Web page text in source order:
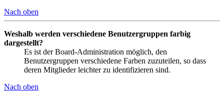
Nach oben
Weshalb werden verschiedene Benutzergruppen farbig
dargestellt?
Es ist der Board-Administration möglich, den
Benutzergruppen verschiedene Farben zuzuteilen, so dass
deren Mitglieder leichter zu identifizieren sind.
Nach oben